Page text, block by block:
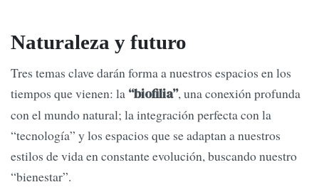
Naturaleza y futuro
Tres temas clave darán forma a nuestros espacios en los
tiempos que vienen: la “biofilia”, una conexión profunda
con el mundo natural; la integración perfecta con la
“tecnología” y los espacios que se adaptan a nuestros
estilos de vida en constante evolución, buscando nuestro
“bienestar”.